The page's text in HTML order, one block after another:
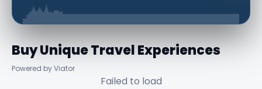
Buy Unique Travel Experiences
Powered by Viator
Failed to load